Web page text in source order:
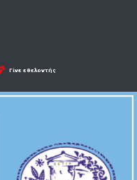
Γίνε εθελοντής